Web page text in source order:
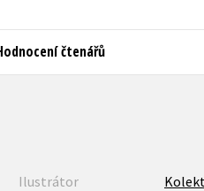
čtenářů
Ilustrátor